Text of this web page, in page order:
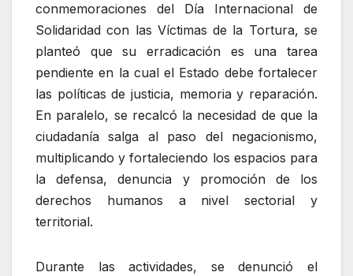
conmemoraciones del Día Internacional de
Solidaridad con las Víctimas de la Tortura, se
planteó que su erradicación es una tarea
pendiente en la cual el Estado debe fortalecer
las políticas de justicia, memoria y reparación.
En paralelo, se recalcó la necesidad de que la
ciudadanía salga al paso del negacionismo,
multiplicando y fortaleciendo los espacios para
la defensa, denuncia y promoción de los
derechos humanos a nivel sectorial y
territorial.
Durante las actividades, se denunció el